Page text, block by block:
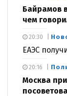
Байрамов
чем
ЕАЭС
20:30
Москва
20:16